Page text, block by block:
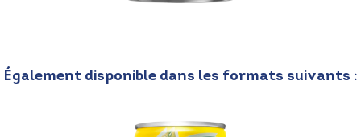
Également disponible dans les formats suivants :